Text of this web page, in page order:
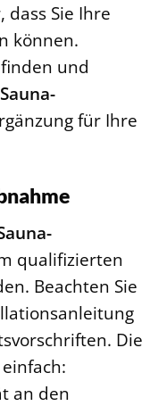
Sie Ihre
können.
und
für Ihre
qualifizierten
Beachten Sie
Die
an den